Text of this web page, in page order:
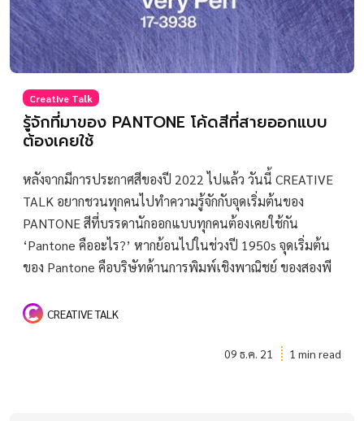
Creative Talk
รู้จักที่มาของ PANTONE โค้ดสีที่สายออกแบบ
ต้องเคยใช้
หลังจากมีการประกาศสีของปี 2022 ไปแล้ว วันนี้ CREATIVE
TALK อยากชวนทุกคนไปทำความรู้จักกับจุดเริ่มต้นของ
PANTONE สีที่บรรดานักออกแบบทุกคนต้องเคยใช้กัน
‘Pantone คืออะไร?’ หากย้อนไปในช่วงปี 1950s จุดเริ่มต้น
ของ Pantone คือบริษัทด้านการพิมพ์เชิงพาณิชย์ ของสองพี
CREATIVE TALK
09 ธ.ค. 21 1 min read